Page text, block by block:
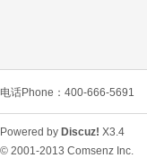
电话Phone：400-666-5691
Powered by Discuz! X3.4
© 2001-2013 Comsenz Inc.